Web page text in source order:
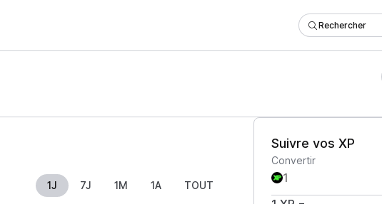
Rechercher
1J 7J 1M 1A TOUT
Suivre vos XP
Convertir